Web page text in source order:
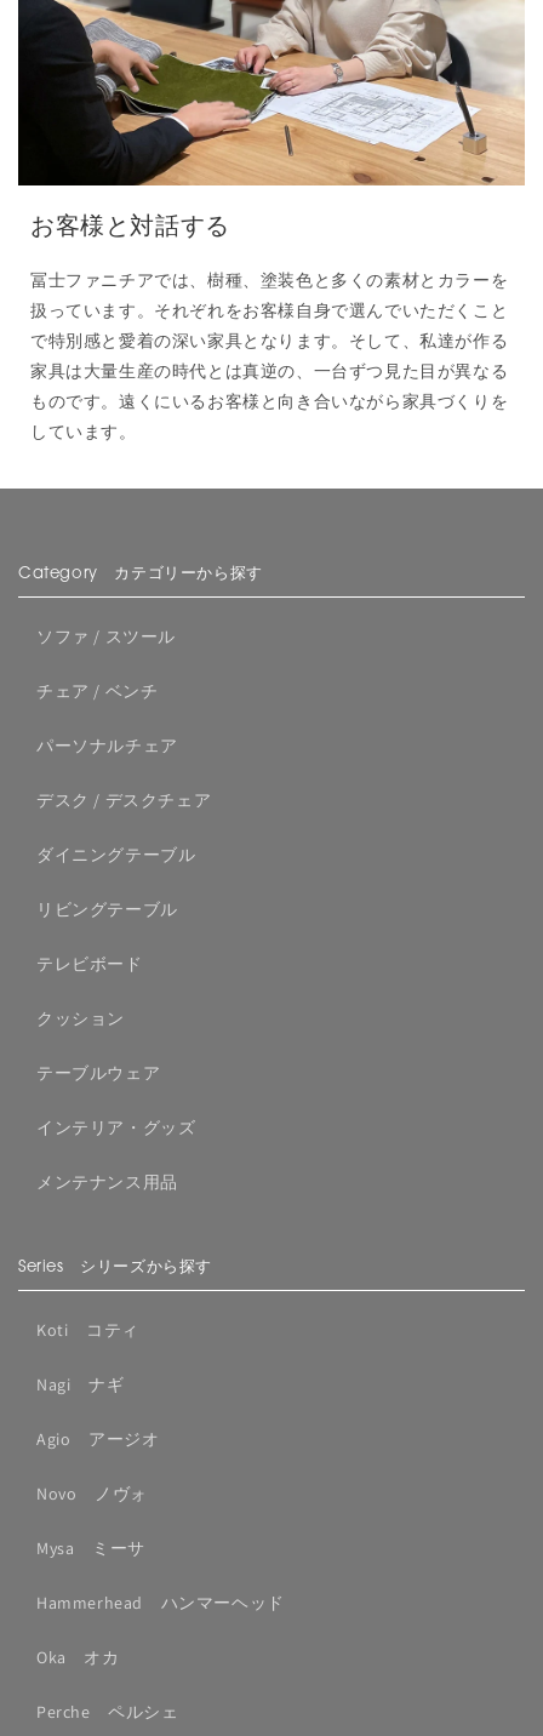
お客様と対話する
冨士ファニチアでは、樹種、塗装色と多くの素材とカラーを
扱っています。それぞれをお客様自身で選んでいただくこと
で特別感と愛着の深い家具となります。そして、私達が作る
家具は大量生産の時代とは真逆の、一台ずつ見た目が異なる
ものです。遠くにいるお客様と向き合いながら家具づくりを
しています。
Category カテゴリーから探す
ソファ / スツール
チェア / ベンチ
パーソナルチェア
デスク / デスクチェア
ダイニングテーブル
リビングテーブル
テレビボード
クッション
テーブルウェア
インテリア・グッズ
メンテナンス用品
Series シリーズから探す
Koti コティ
Nagi ナギ
Agio アージオ
Novo ノヴォ
Mysa ミーサ
Hammerhead ハンマーヘッド
Oka オカ
Perche ペルシェ